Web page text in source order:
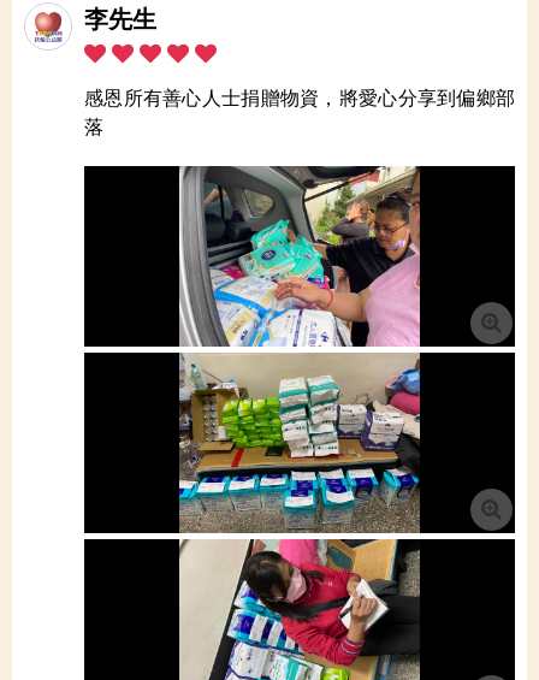
李先生
感恩所有善心人士捐贈物資，將愛心分享到偏鄉部
落